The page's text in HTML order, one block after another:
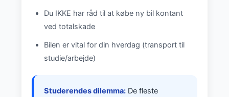
Du IKKE har råd til at købe ny bil kontant
ved totalskade
Bilen er vital for din hverdag (transport til
studie/arbejde)
Studerendes dilemma: De fleste